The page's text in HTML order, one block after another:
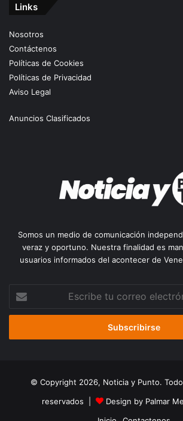
Links
Nosotros
Contáctenos
Políticas de Cookies
Políticas de Privacidad
Aviso Legal
Anuncios Clasificados
Somos un medio de comunicación
veraz y oportuno. Nuestra finalidad es
usuarios informados del acontecer de
correo
© Copyright 2026, Noticia y Punto.
reservados |
Design by Palmar